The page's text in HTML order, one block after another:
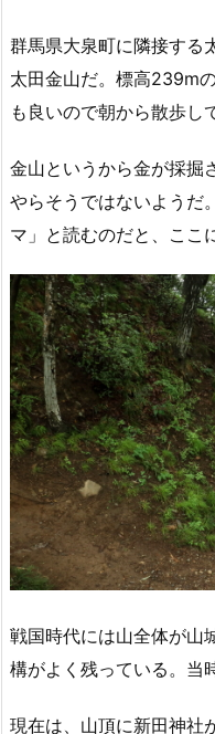
群馬県大泉町に隣接する
太田金山だ。標高239m
も良いので朝から散歩し
金山というから金が採掘
やらそうではないようだ
マ」と読むのだと、ここ
戦国時代には山全体が山
構がよく残っている。当
現在は、山頂に新田神社